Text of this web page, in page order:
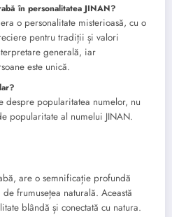
în personalitatea JINAN?
o personalitate misterioasă, cu o
pentru tradiții și valori
generală, iar
este unică.
despre popularitatea numelor, nu
popularitate al numelui JINAN.
are o semnificație profundă
frumusețea naturală. Această
blândă și conectată cu natura.